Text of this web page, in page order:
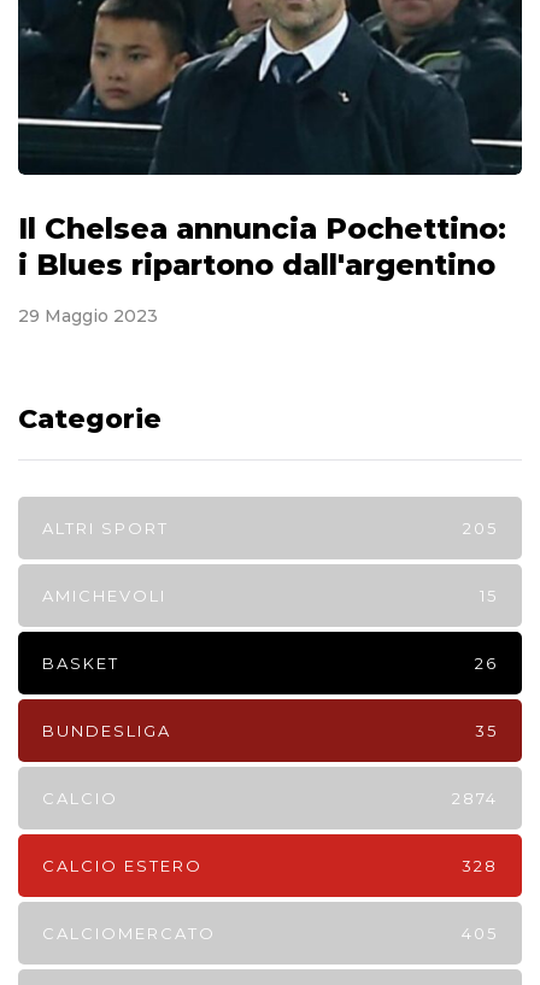
Il Chelsea annuncia Pochettino:
i Blues ripartono dall'argentino
29 Maggio 2023
Categorie
ALTRI SPORT 205
AMICHEVOLI 15
BASKET 26
BUNDESLIGA 35
CALCIO 2874
CALCIO ESTERO 328
CALCIOMERCATO 405